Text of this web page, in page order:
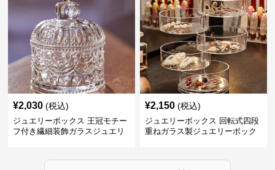
¥2,030 (税込)
ジュエリーボックス 王冠モチー
フ付き繊細装飾ガラスジュエリ
¥2,150 (税込)
ジュエリーボックス 回転式四段
重ねガラス製ジュエリーボック